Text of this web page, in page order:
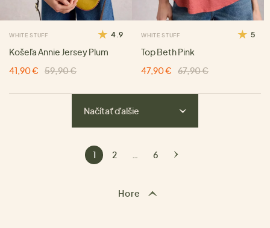
WHITE STUFF 4.9
Košeľa Annie Jersey Plum
41,90 €
59,90 €
WHITE STUFF 5
Top Beth Pink
47,90 €
67,90 €
Hore
Načítať ďalšie
1 2 6